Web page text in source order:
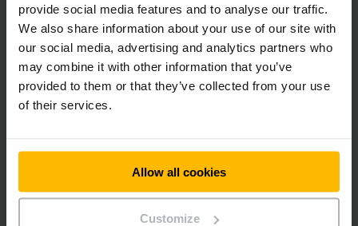
provide social media features and to analyse our traffic.
We also share information about your use of our site with
our social media, advertising and analytics partners who
may combine it with other information that you’ve
provided to them or that they’ve collected from your use
of their services.
Allow all cookies
Customize
无需绑定私有财产
保护您的银行信用额度
固定利率保证
可以利用国家补贴
可以为税收目的申请折旧和利息
安全服务